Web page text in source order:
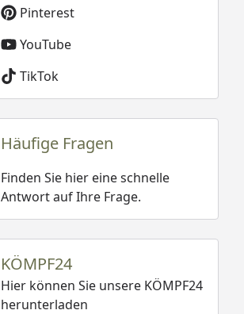
Pinterest
YouTube
TikTok
Häufige Fragen
Finden Sie hier eine schnelle
Antwort auf Ihre Frage.
KÖMPF24
Hier können Sie unsere KÖMPF24
herunterladen